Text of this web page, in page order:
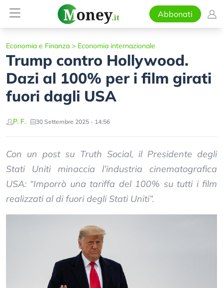
Abbonati
Economia e Finanza > Economia internazionale
Trump contro Hollywood.
Dazi al 100% per i film girati
fuori dagli USA
P. F. 30 Settembre 2025 - 14:56
Con un post su Truth Social, il Presidente degli
Stati Uniti minaccia l’industria cinematografica
USA: “Imporrò una tariffa del 100% su tutti i film
realizzati al di fuori degli Stati Uniti”.